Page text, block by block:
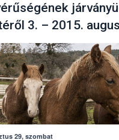
3. – 2015.
29, szombat